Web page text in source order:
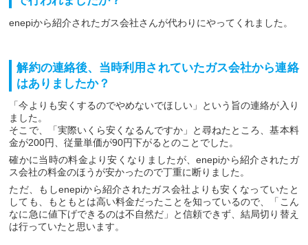
enepiから紹介されたガス会社さんが代わりにやってくれました。
解約の連絡後、当時利用されていたガス会社から連絡
はありましたか？
「今よりも安くするのでやめないでほしい」という旨の連絡が入り
ました。
そこで、「実際いくら安くなるんですか」と尋ねたところ、基本料
金が200円、従量単価が90円下がるとのことでした。
確かに当時の料金より安くなりましたが、enepiから紹介されたガ
ス会社の料金のほうが安かったので丁重に断りました。
ただ、もしenepiから紹介されたガス会社よりも安くなっていたと
しても、もともとは高い料金だったことを知っているので、「こん
なに急に値下げできるのは不自然だ」と信頼できず、結局切り替え
は行っていたと思います。